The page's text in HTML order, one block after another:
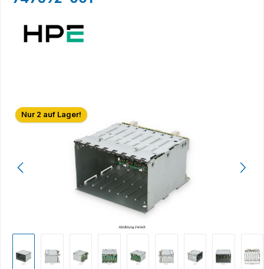
Bildergalerie überspringen
Nur 2 auf Lager!